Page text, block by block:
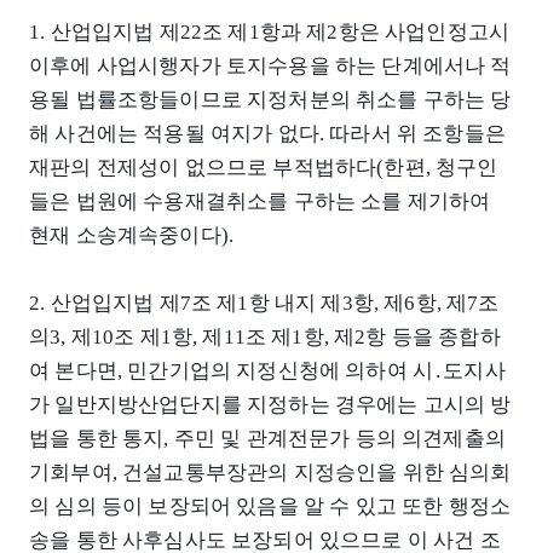
1. 산업입지법 제22조 제1항과 제2항은 사업인정고시
이후에 사업시행자가 토지수용을 하는 단계에서나 적
용될 법률조항들이므로 지정처분의 취소를 구하는 당
해 사건에는 적용될 여지가 없다. 따라서 위 조항들은
재판의 전제성이 없으므로 부적법하다(한편, 청구인
들은 법원에 수용재결취소를 구하는 소를 제기하여
현재 소송계속중이다).
2. 산업입지법 제7조 제1항 내지 제3항, 제6항, 제7조
의3, 제10조 제1항, 제11조 제1항, 제2항 등을 종합하
여 본다면, 민간기업의 지정신청에 의하여 시․도지사
가 일반지방산업단지를 지정하는 경우에는 고시의 방
법을 통한 통지, 주민 및 관계전문가 등의 의견제출의
기회부여, 건설교통부장관의 지정승인을 위한 심의회
의 심의 등이 보장되어 있음을 알 수 있고 또한 행정소
송을 통한 사후심사도 보장되어 있으므로 이 사건 조